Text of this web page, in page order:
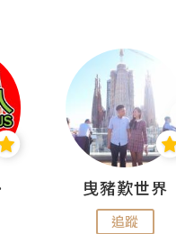
曳豬歎世界
追蹤